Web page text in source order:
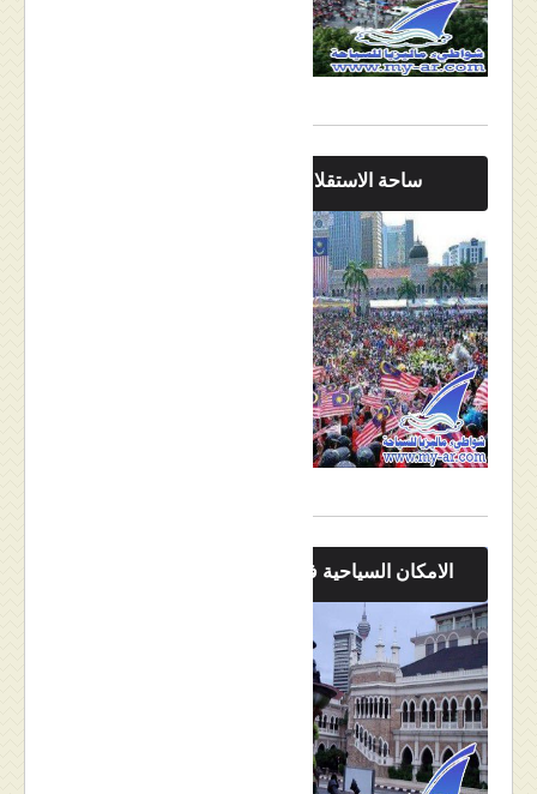
ساحة الاستقلال بالصور
الامكان السياحية في كوالالمبور